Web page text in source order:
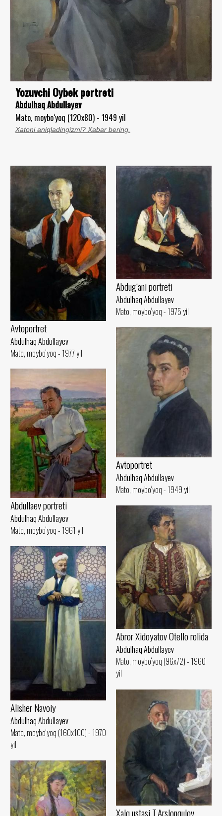
Yozuvchi Oybek portreti
Abdulhaq Abdullayev
Mato, moybo‘yoq (120x80) - 1949 yil
Xatoni aniqladingizmi? Xabar bering.
Avtoportret
Abdulhaq Abdullayev
Mato, moybo‘yoq - 1977 yil
Abdug‘ani portreti
Abdulhaq Abdullayev
Mato, moybo‘yoq - 1975 yil
Avtoportret
Abdulhaq Abdullayev
Mato, moybo‘yoq - 1949 yil
Abdullaev portreti
Abdulhaq Abdullayev
Mato, moybo‘yoq - 1961 yil
Abror Xidoyatov Otello rolida
Abdulhaq Abdullayev
Mato, moybo‘yoq (96x72) - 1960
yil
Alisher Navoiy
Abdulhaq Abdullayev
Mato, moybo‘yoq (160x100) - 1970
yil
Xalq ustasi T.Arslonqulov